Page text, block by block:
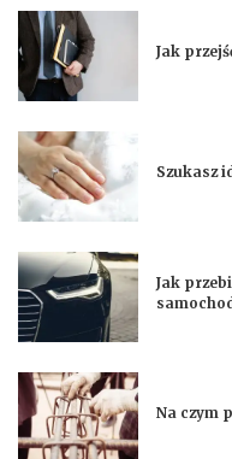
Jak
Szukasz
Jak
Na czym